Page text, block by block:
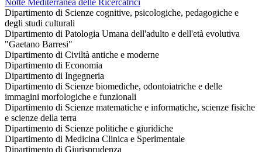
Dipartimento di Scienze cognitive, psicologiche, pedagogiche e
degli studi culturali
Dipartimento di Patologia Umana dell'adulto e dell'età evolutiva
"Gaetano Barresi"
Dipartimento di Civiltà antiche e moderne
Dipartimento di Economia
Dipartimento di Ingegneria
Dipartimento di Scienze biomediche, odontoiatriche e delle
immagini morfologiche e funzionali
Dipartimento di Scienze matematiche e informatiche, scienze fisiche
e scienze della terra
Dipartimento di Scienze politiche e giuridiche
Dipartimento di Medicina Clinica e Sperimentale
Dipartimento di Giurisprudenza